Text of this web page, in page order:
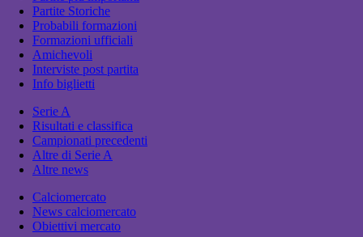
Partite Storiche
Probabili formazioni
Formazioni ufficiali
Amichevoli
Interviste post partita
Info biglietti
Serie A
Risultati e classifica
Campionati precedenti
Altre di Serie A
Altre news
Calciomercato
News calciomercato
Obiettivi mercato